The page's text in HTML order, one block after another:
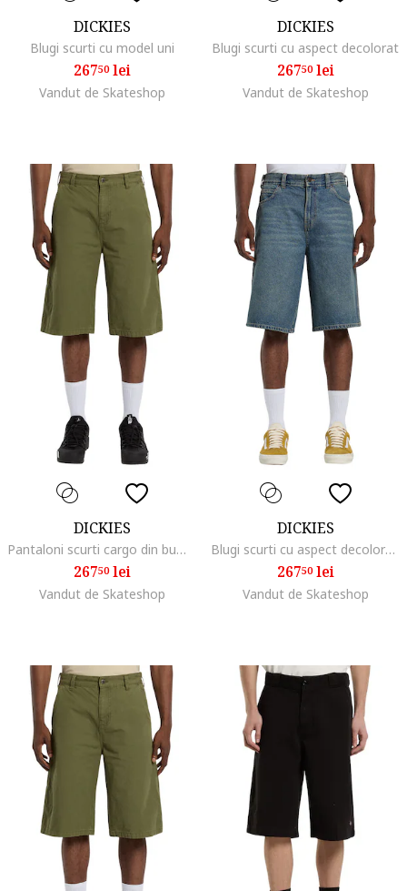
DICKIES
Blugi scurti cu model uni
26750lei
Vandut de Skateshop
DICKIES
Blugi scurti cu aspect decolorat
26750lei
Vandut de Skateshop
DICKIES
Pantaloni scurti cargo din bumbac
26750lei
Vandut de Skateshop
DICKIES
Blugi scurti cu aspect decolorat,
26750lei
Vandut de Skateshop